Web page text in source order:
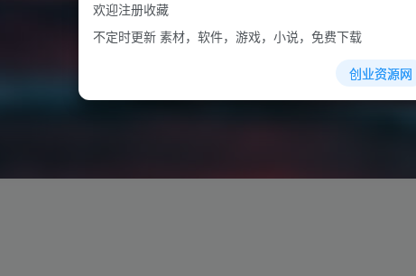
欢迎注册收藏
不定时更新 素材，软件，游戏，小说，免费下载
创业资源网